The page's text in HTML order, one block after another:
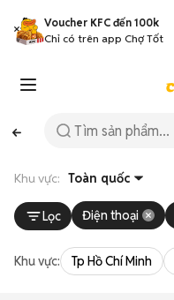
Voucher KFC đến 100k
Chỉ có trên app Chợ Tốt
Khu vực: Toàn quốc
Lọc Điện thoại
Khu vực: Tp Hồ Chí Minh